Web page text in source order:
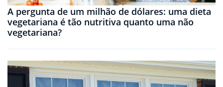
A pergunta de um milhão de dólares: uma dieta
vegetariana é tão nutritiva quanto uma não
vegetariana?